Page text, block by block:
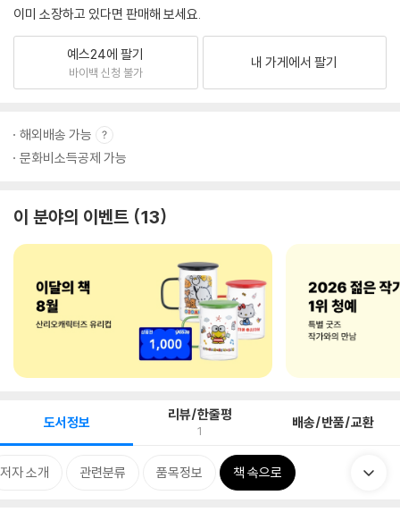
이미 소장하고 있다면 판매해 보세요.
예스24에 팔기
바이백 신청 불가
내 가게에서 팔기
해외배송 가능
문화비소득공제 가능
이 분야의 이벤트 13
도서정보 리뷰/한줄평
1 배송/반품/교환
저자 소개 관련분류 품목정보 책 속으로